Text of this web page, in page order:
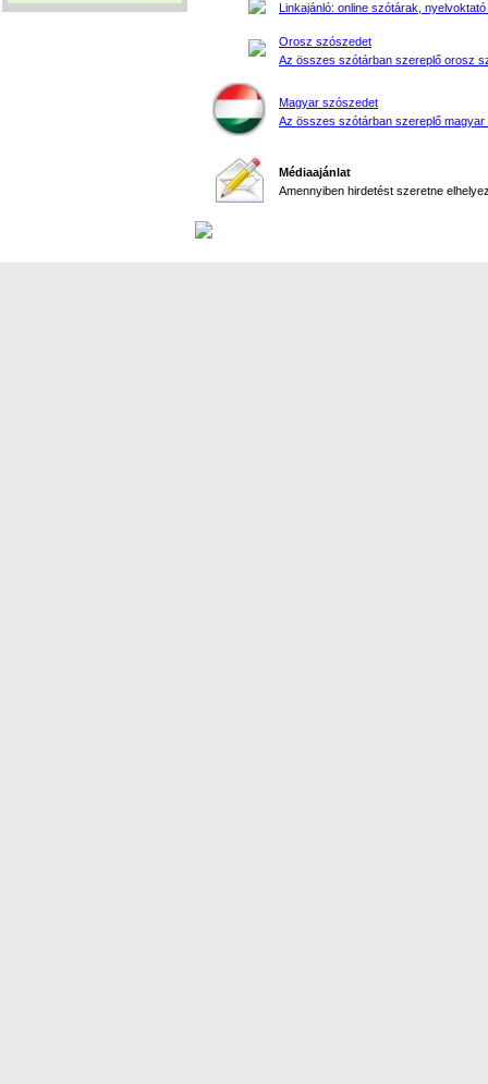
Linkajánló: online szótárak, nyelvoktató
Orosz szószedet
Az összes szótárban szereplő orosz
Magyar szószedet
Az összes szótárban szereplő magyar
Médiaajánlat
Amennyiben hirdetést szeretne